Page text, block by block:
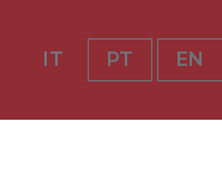
IT PT EN